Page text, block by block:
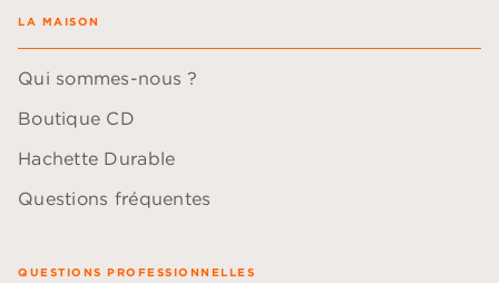
LA MAISON
Qui sommes-nous ?
Boutique CD
Hachette Durable
Questions fréquentes
QUESTIONS PROFESSIONNELLES